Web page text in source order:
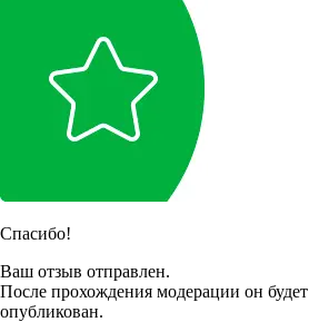
Спасибо!
Ваш отзыв отправлен.
После прохождения модерации он будет
опубликован.